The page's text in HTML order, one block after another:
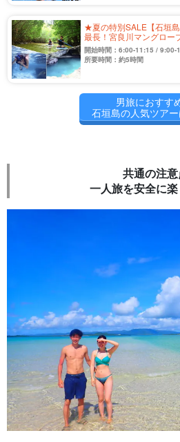
★夏の特別SALE【石垣
最長！宮良川マングロー
ーケリングツアー★＜写
開始時間：6:00-11:15 /
所要時間：約5時間
男旅におすす
石垣島の人気ツア
共通の注意
一人旅を安全に